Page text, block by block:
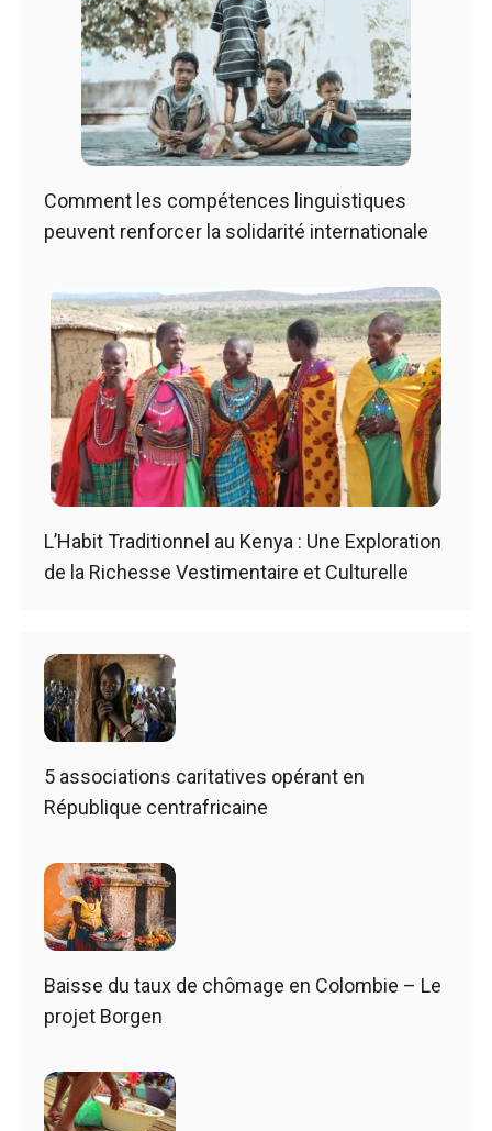
Comment les compétences linguistiques
peuvent renforcer la solidarité internationale
L’Habit Traditionnel au Kenya : Une Exploration
de la Richesse Vestimentaire et Culturelle
5 associations caritatives opérant en
République centrafricaine
Baisse du taux de chômage en Colombie – Le
projet Borgen